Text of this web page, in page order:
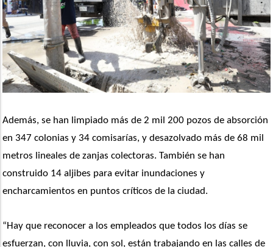
Además, se han limpiado más de 2 mil 200 pozos de absorción
en 347 colonias y 34 comisarías, y desazolvado más de 68 mil
metros lineales de zanjas colectoras. También se han
construido 14 aljibes para evitar inundaciones y
encharcamientos en puntos críticos de la ciudad.
“Hay que reconocer a los empleados que todos los días se
esfuerzan, con lluvia, con sol, están trabajando en las calles de